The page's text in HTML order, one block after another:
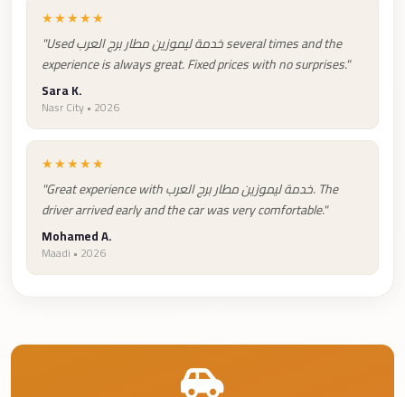
★★★★★
"Used خدمة ليموزين مطار برج العرب several times and the
experience is always great. Fixed prices with no surprises."
Sara K.
Nasr City • 2026
★★★★★
"Great experience with خدمة ليموزين مطار برج العرب. The
driver arrived early and the car was very comfortable."
Mohamed A.
Maadi • 2026
Limousine
Companies
Limousine
Companies
Airport
limousine
cairo